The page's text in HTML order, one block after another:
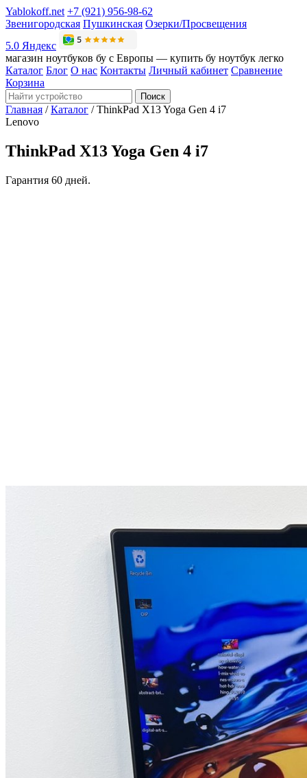
Yablokoff.net +7 (921) 956-98-62
Звенигородская Пушкинская Озерки/Просвещения
5.0 Яндекс
магазин ноутбуков бу с Европы — купить бу ноутбук легко
Каталог Блог О нас Контакты Личный кабинет Сравнение
Корзина
Поиск
Главная / Каталог / ThinkPad X13 Yoga Gen 4 i7
Lenovo
ThinkPad X13 Yoga Gen 4 i7
Гарантия 60 дней.